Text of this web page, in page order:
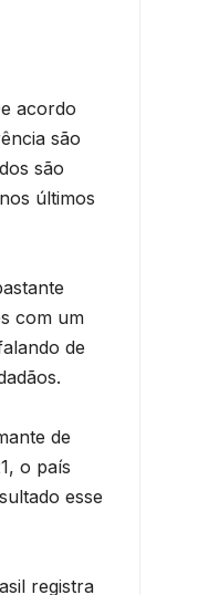
acordo
são
são
últimos
com um
de
de
o país
esse
registra